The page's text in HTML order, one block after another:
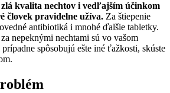
kvalita nechtov i vedľajším účinkom
človek pravidelne užíva. Za štiepenie
antibiotiká i mnohé ďalšie tabletky.
nepeknými nechtami sú vo vašom
spôsobujú ešte iné ťažkosti, skúste